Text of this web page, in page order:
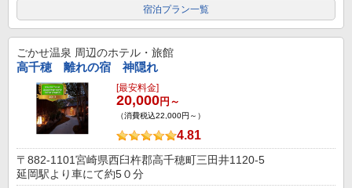
宿泊プラン一覧
ごかせ温泉 周辺のホテル・旅館
高千穂 離れの宿 神隠れ
[最安料金]
20,000円～
（消費税込22,000円～）
4.81
〒882-1101宮崎県西臼杵郡高千穂町三田井1120-5
延岡駅より車にて約5０分